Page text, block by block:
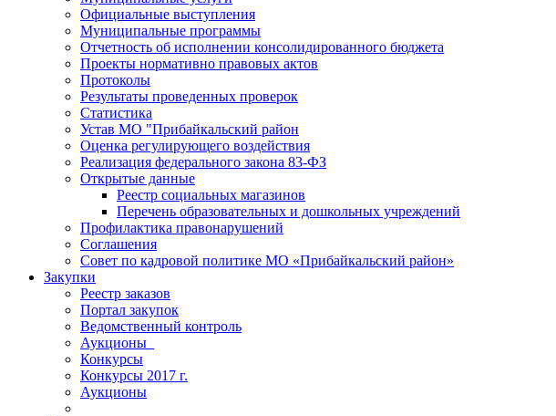
Официальные выступления
Муниципальные программы
Отчетность об исполнении консолидированного бюджета
Проекты нормативно правовых актов
Протоколы
Результаты проведенных проверок
Статистика
Устав МО "Прибайкальский район
Оценка регулирующего воздействия
Реализация федерального закона 83-ФЗ
Открытые данные
Реестр социальных магазинов
Перечень образовательных и дошкольных учреждений
Профилактика правонарушений
Соглашения
Совет по кадровой политике МО «Прибайкальский район»
Закупки
Реестр заказов
Портал закупок
Ведомственный контроль
Аукционы_
Конкурсы
Конкурсы 2017 г.
Аукционы